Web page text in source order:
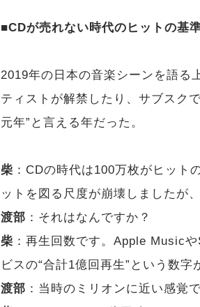
■CDが売れない時代のヒットの基
2019年の日本の音楽シーンを語る
ティストが解禁したり、サブスク
元年”と言える年だった。
柴 ：CDの時代は100万枚がヒット
ットを図る尺度が崩壊しましたが
渡部 ：それはなんですか？
柴 ：再生回数です。Apple Music
ビスの“合計1億回再生”という数字
渡部 ：当時のミリオンに近い感覚